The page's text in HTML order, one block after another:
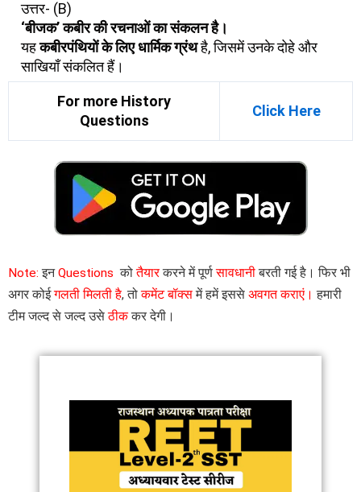
उत्तर- (B)
‘बीजक’ कबीर की रचनाओं का संकलन है।
यहकबीरपंथियों के लिए धार्मिक ग्रंथहै, जिसमें उनके दोहे और
साखियाँ संकलित हैं।
For more History
Questions
Click Here
Note: इनQuestions कोतैयारकरने में पूर्णसावधानीबरती गई है। फिर भी
अगर कोईगलती मिलती है, तोकमेंट बॉक्समें हमें इससे अवगत कराएं। हमारी
टीम जल्द से जल्द उसेठीककर देगी।